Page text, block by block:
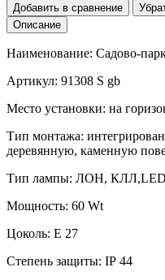
Добавить в сравнение
Описание
Наименование: Садово-
Артикул: 91308 S gb
Место установки: на
Тип монтажа:
деревянную, каменную
Тип лампы: ЛОН, КЛЛ,LED
Мощность: 60 Wt
Цоколь: E 27
Степень защиты: IP 44